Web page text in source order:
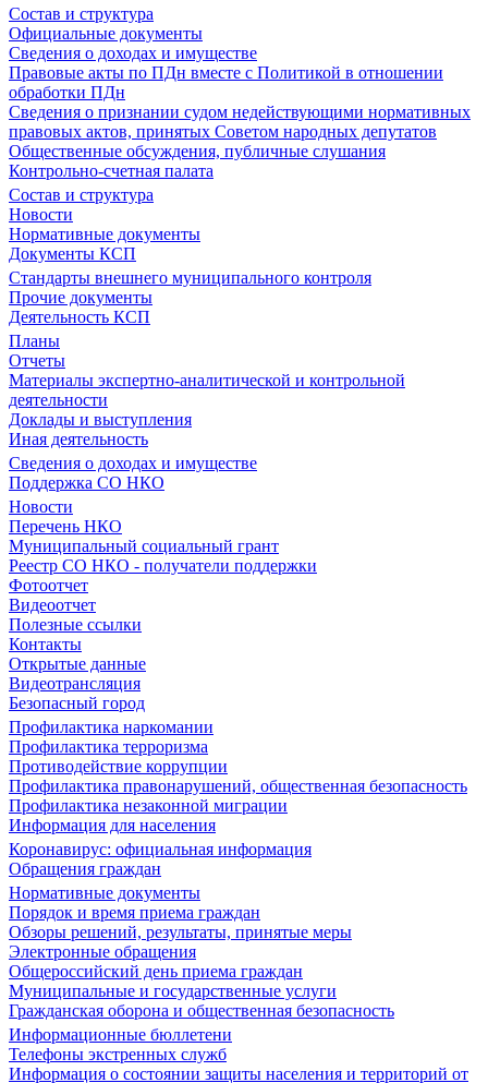
Состав и структура
Официальные документы
Сведения о доходах и имуществе
Правовые акты по ПДн вместе с Политикой в отношении
обработки ПДн
Сведения о признании судом недействующими нормативных
правовых актов, принятых Советом народных депутатов
Общественные обсуждения, публичные слушания
Контрольно-счетная палата
Состав и структура
Новости
Нормативные документы
Документы КСП
Стандарты внешнего муниципального контроля
Прочие документы
Деятельность КСП
Планы
Отчеты
Материалы экспертно-аналитической и контрольной
деятельности
Доклады и выступления
Иная деятельность
Сведения о доходах и имуществе
Поддержка СО НКО
Новости
Перечень НКО
Муниципальный социальный грант
Реестр СО НКО - получатели поддержки
Фотоотчет
Видеоотчет
Полезные ссылки
Контакты
Открытые данные
Видеотрансляция
Безопасный город
Профилактика наркомании
Профилактика терроризма
Противодействие коррупции
Профилактика правонарушений, общественная безопасность
Профилактика незаконной миграции
Информация для населения
Коронавирус: официальная информация
Обращения граждан
Нормативные документы
Порядок и время приема граждан
Обзоры решений, результаты, принятые меры
Электронные обращения
Общероссийский день приема граждан
Муниципальные и государственные услуги
Гражданская оборона и общественная безопасность
Информационные бюллетени
Телефоны экстренных служб
Информация о состоянии защиты населения и территорий от